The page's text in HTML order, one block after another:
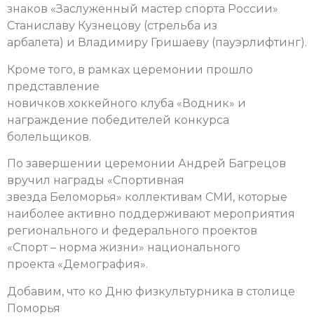
знаков «Заслуженный мастер спорта России»
Станиславу Кузнецову (стрельба из
арбалета) и Владимиру Гришаеву (пауэрлифтинг).
Кроме того, в рамках церемонии прошло
представление
новичков хоккейного клуба «Водник» и
награждение победителей конкурса
болельщиков.
По завершении церемонии Андрей Багрецов
вручил награды «Спортивная
звезда Беломорья» коллективам СМИ, которые
наиболее активно поддерживают мероприятия
регионального и федерального проектов
«Спорт – норма жизни» национального
проекта «Демография».
Добавим, что ко Дню физкультурника в столице
Поморья